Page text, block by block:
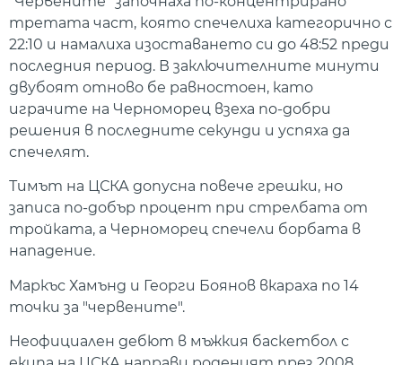
третата част, която спечелиха категорично с
22:10 и намалиха изоставането си до 48:52 преди
последния период. В заключителните минути
двубоят отново бе равностоен, като
играчите на Черноморец взеха по-добри
решения в последните секунди и успяха да
спечелят.
Тимът на ЦСКА допусна повече грешки, но
записа по-добър процент при стрелбата от
тройката, а Черноморец спечели борбата в
нападение.
Маркъс Хамънд и Георги Боянов вкараха по 14
точки за "червените".
Неофициален дебют в мъжкия баскетбол с